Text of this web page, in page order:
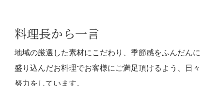
料理長から一言
地域の厳選した素材にこだわり、季節感をふんだんに
盛り込んだお料理でお客様にご満足頂けるよう、日々
努力をしています。